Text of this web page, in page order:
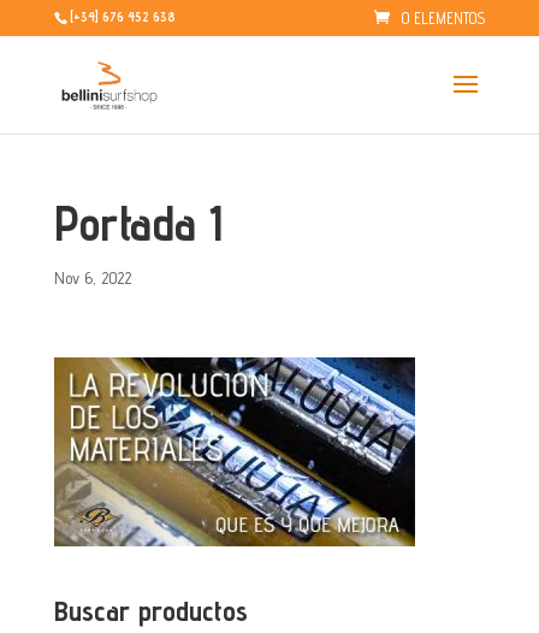
[+34] 676 452 638 0 ELEMENTOS
Portada 1
Nov 6, 2022
Buscar productos